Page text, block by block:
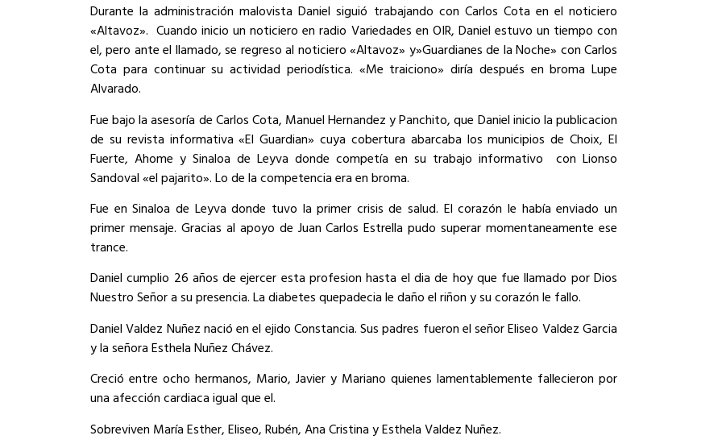
Durante la administración malovista Daniel siguió trabajando con Carlos Cota en el noticiero
«Altavoz». Cuando inicio un noticiero en radio Variedades en OIR, Daniel estuvo un tiempo con
el, pero ante el llamado, se regreso al noticiero «Altavoz» y»Guardianes de la Noche» con Carlos
Cota para continuar su actividad periodística. «Me traiciono» diría después en broma Lupe
Alvarado.
Fue bajo la asesoría de Carlos Cota, Manuel Hernandez y Panchito, que Daniel inicio la publicacion
de su revista informativa «El Guardian» cuya cobertura abarcaba los municipios de Choix, El
Fuerte, Ahome y Sinaloa de Leyva donde competía en su trabajo informativo
con Lionso
Sandoval «el pajarito». Lo de la competencia era en broma.
Fue en Sinaloa de Leyva donde tuvo la primer crisis de salud. El corazón le había enviado un
primer mensaje. Gracias al apoyo de Juan Carlos Estrella pudo superar momentaneamente ese
trance.
Daniel cumplio 26 años de ejercer esta profesion hasta el dia de hoy que fue llamado por Dios
Nuestro Señor a su presencia. La diabetes quepadecia le daño el riñon y su corazón le fallo.
Daniel Valdez Nuñez nació en el ejido Constancia. Sus padres fueron el señor Eliseo Valdez Garcia
y la señora Esthela Nuñez Chávez.
Creció entre ocho hermanos, Mario, Javier y Mariano quienes lamentablemente fallecieron por
una afección cardiaca igual que el.
Sobreviven María Esther, Eliseo, Rubén, Ana Cristina y Esthela Valdez Nuñez.